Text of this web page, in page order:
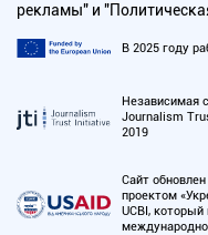
рекламы" и
В 2025 году
Независимая
Journalism
2019
Сайт
проектом
UCBI,